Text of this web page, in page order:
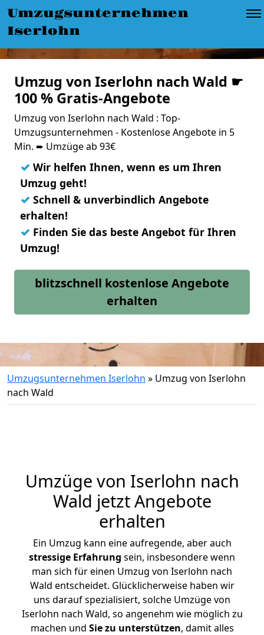
Umzugsunternehmen
Iserlohn
Umzug von Iserlohn nach Wald ☛
100 % Gratis-Angebote
Umzug von Iserlohn nach Wald : Top-
Umzugsunternehmen - Kostenlose Angebote in 5
Min. ➨ Umzüge ab 93€
✓ Wir helfen Ihnen, wenn es um Ihren
Umzug geht!
✓ Schnell & unverbindlich Angebote
erhalten!
✓ Finden Sie das beste Angebot für Ihren
Umzug!
blitzschnell kostenlose Angebote
erhalten
Umzugsunternehmen Iserlohn » Umzug von Iserlohn
nach Wald
Umzüge von Iserlohn nach
Wald jetzt Angebote
erhalten
Ein Umzug kann eine aufregende, aber auch
stressige Erfahrung sein, insbesondere wenn
man sich für einen Umzug von Iserlohn nach
Wald entscheidet. Glücklicherweise haben wir
uns darauf spezialisiert, solche Umzüge von
Iserlohn nach Wald, so angenehm wie möglich zu
machen und Sie zu unterstützen, damit alles